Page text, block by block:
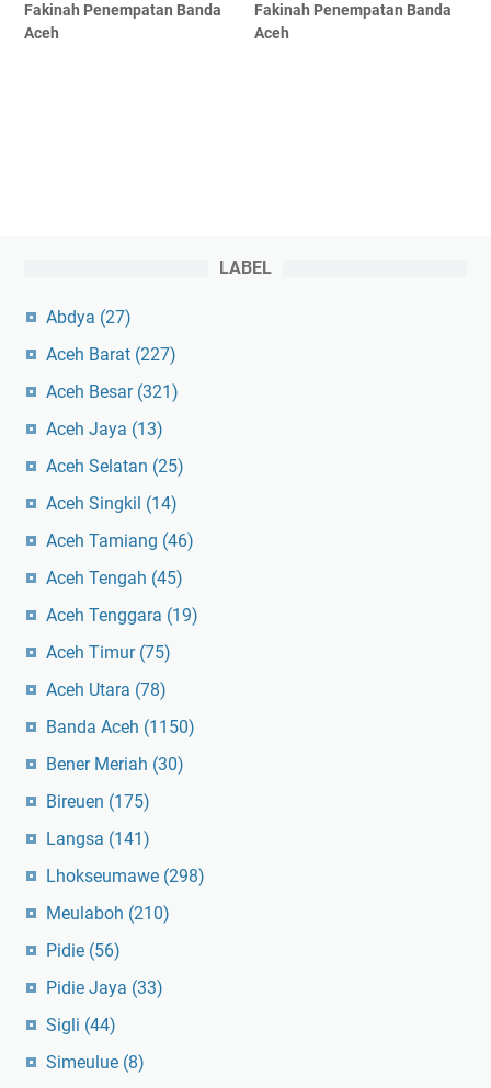
Fakinah Penempatan Banda
Aceh
Fakinah Penempatan Banda
Aceh
LABEL
Abdya (27)
Aceh Barat (227)
Aceh Besar (321)
Aceh Jaya (13)
Aceh Selatan (25)
Aceh Singkil (14)
Aceh Tamiang (46)
Aceh Tengah (45)
Aceh Tenggara (19)
Aceh Timur (75)
Aceh Utara (78)
Banda Aceh (1150)
Bener Meriah (30)
Bireuen (175)
Langsa (141)
Lhokseumawe (298)
Meulaboh (210)
Pidie (56)
Pidie Jaya (33)
Sigli (44)
Simeulue (8)